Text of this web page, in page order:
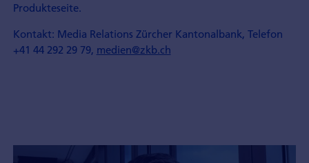
Produkteseite.
Kontakt: Media Relations Zürcher Kantonalbank, Telefon
+41 44 292 29 79, medien@zkb.ch